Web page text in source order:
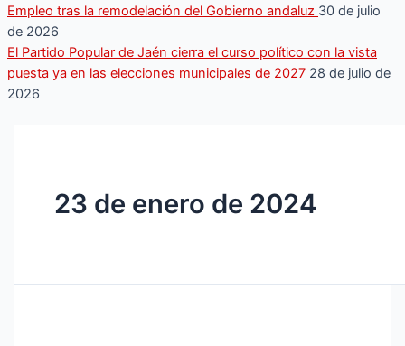
Empleo tras la remodelación del Gobierno andaluz 30 de julio
de 2026
El Partido Popular de Jaén cierra el curso político con la vista
puesta ya en las elecciones municipales de 2027 28 de julio de
2026
23 de enero de 2024